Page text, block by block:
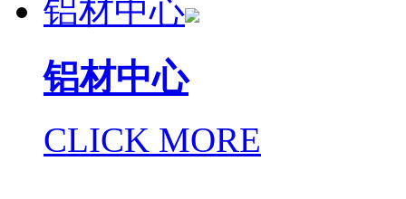
铝材中心
铝材中心
CLICK MORE